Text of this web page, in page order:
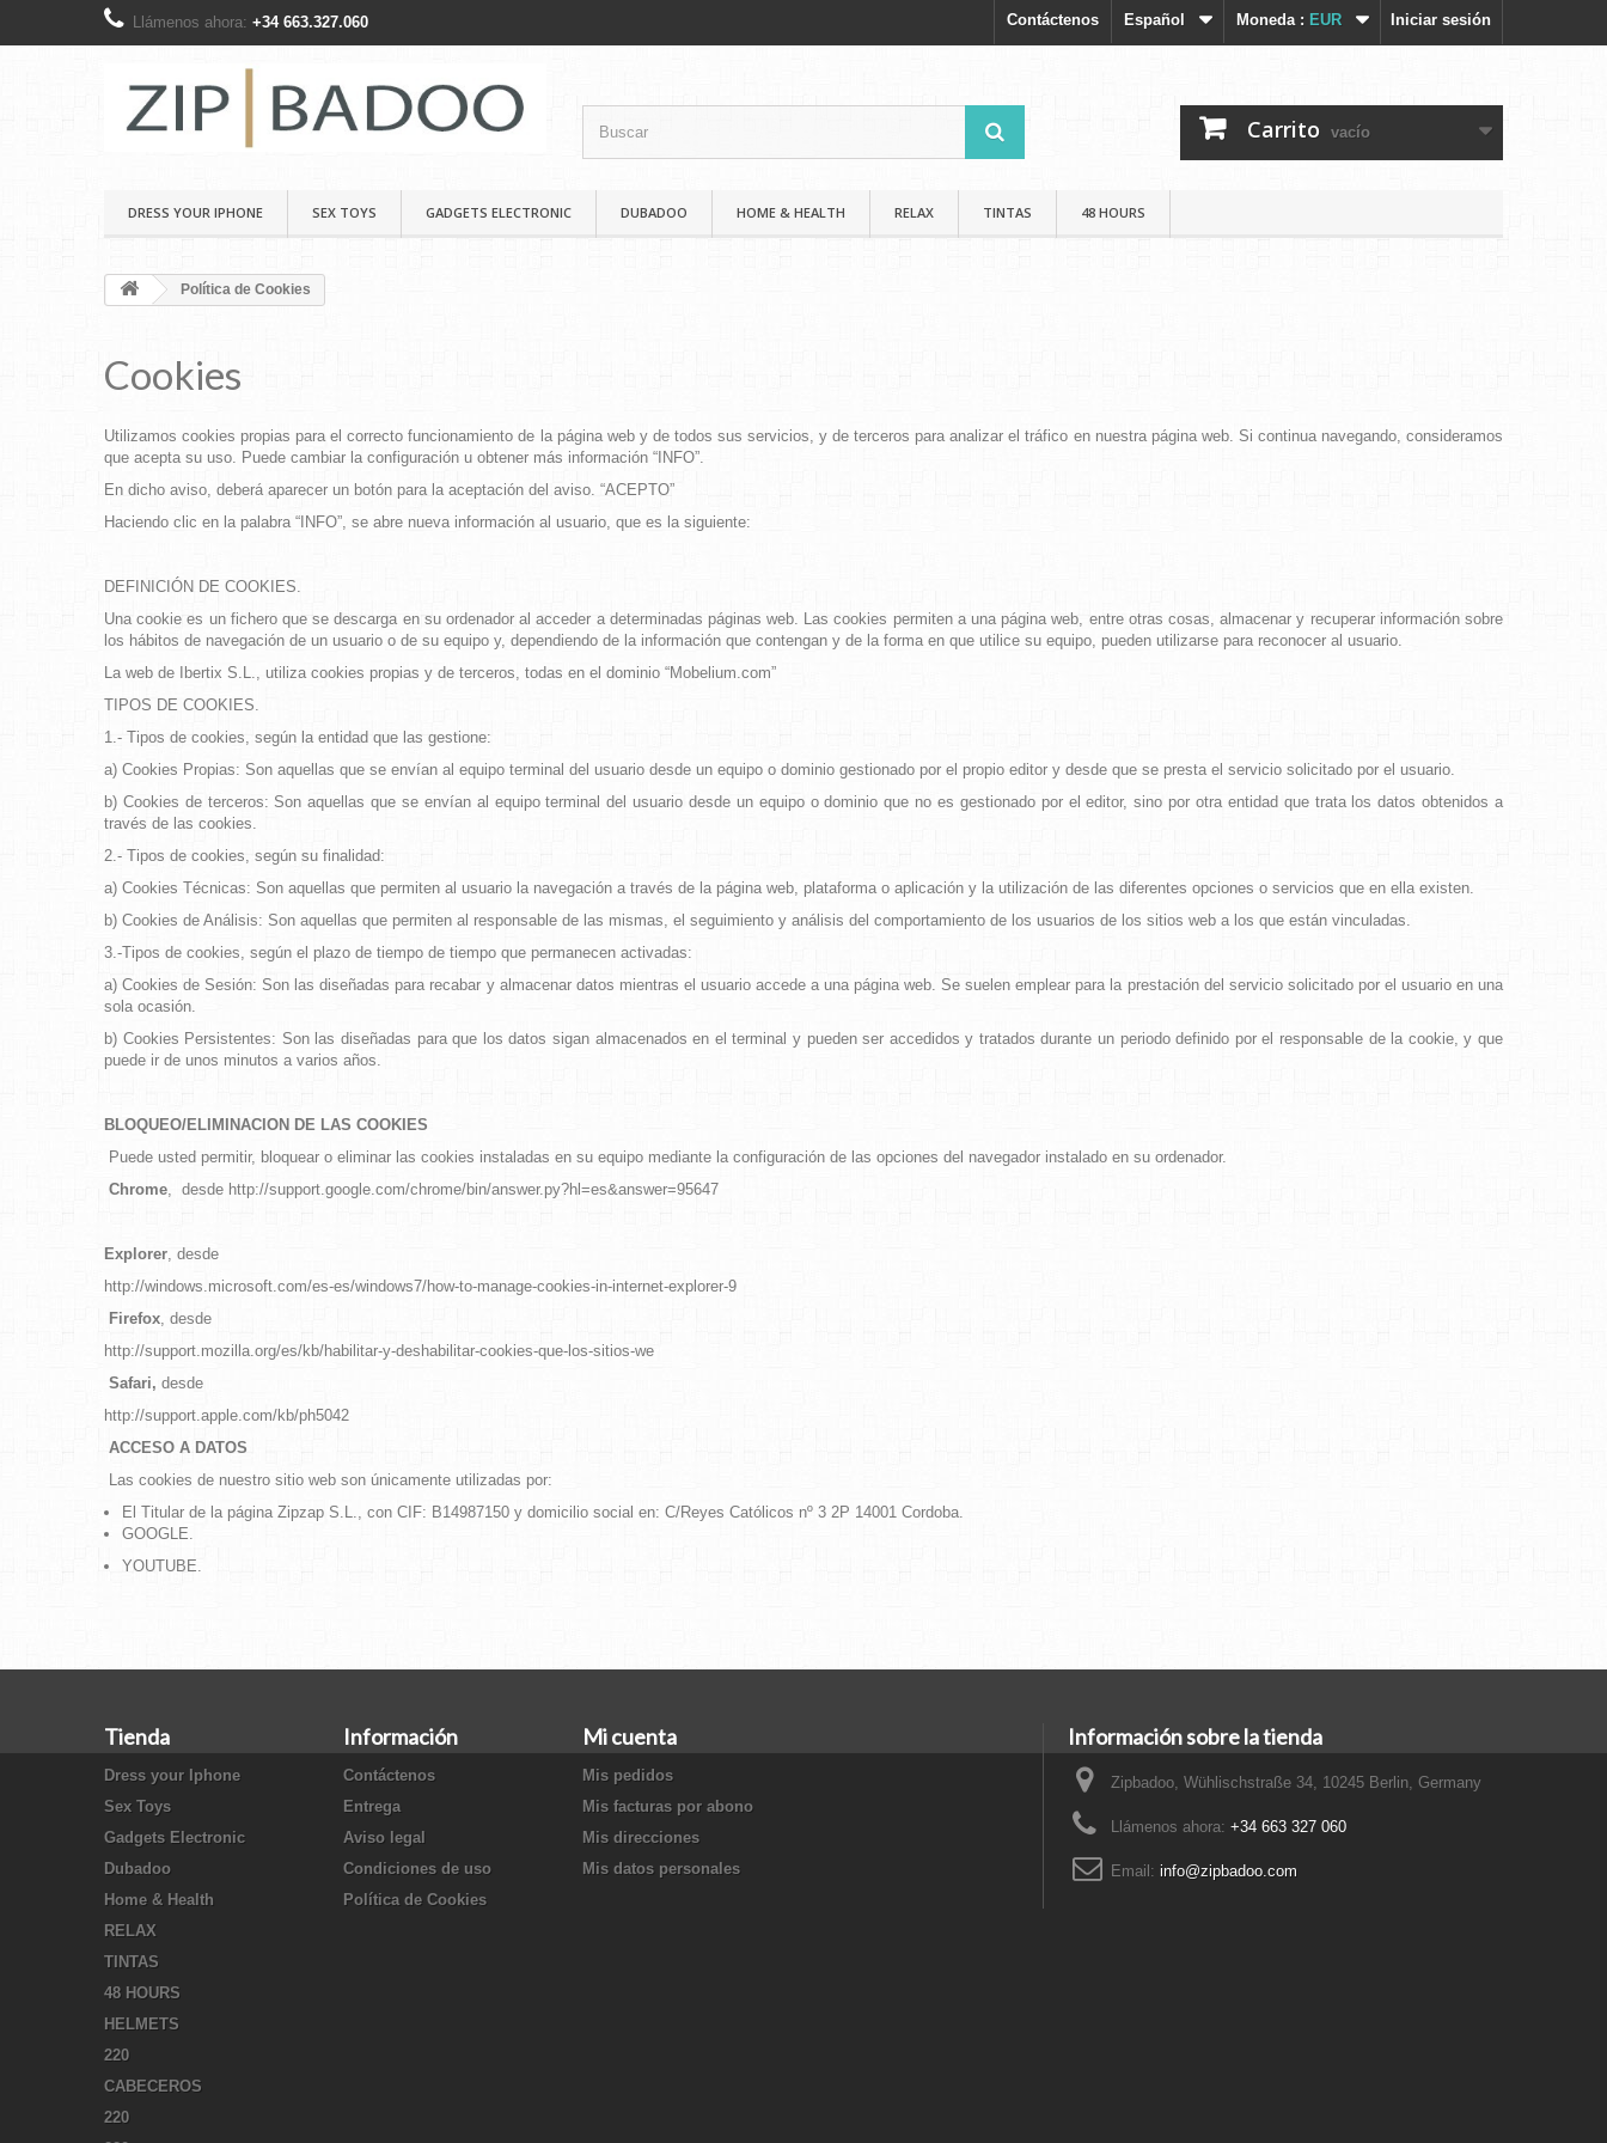
Iniciar sesión
Moneda : EUR
Español
Contáctenos
Llámenos ahora: +34 663.327.060
Carrito vacío
DRESS YOUR IPHONE SEX TOYS GADGETS ELECTRONIC DUBADOO HOME & HEALTH RELAX TINTAS 48 HOURS
Política de Cookies
Cookies
Utilizamos cookies propias para el correcto funcionamiento de la página web y de todos sus servicios, y de terceros para analizar el tráfico en nuestra página web. Si continua navegando, consideramos
que acepta su uso. Puede cambiar la configuración u obtener más información “INFO”.
En dicho aviso, deberá aparecer un botón para la aceptación del aviso. “ACEPTO”
Haciendo clic en la palabra “INFO”, se abre nueva información al usuario, que es la siguiente:
DEFINICIÓN DE COOKIES.
Una cookie es un fichero que se descarga en su ordenador al acceder a determinadas páginas web. Las cookies permiten a una página web, entre otras cosas, almacenar y recuperar información sobre
los hábitos de navegación de un usuario o de su equipo y, dependiendo de la información que contengan y de la forma en que utilice su equipo, pueden utilizarse para reconocer al usuario.
La web de Ibertix S.L., utiliza cookies propias y de terceros, todas en el dominio “Mobelium.com”
TIPOS DE COOKIES.
1.- Tipos de cookies, según la entidad que las gestione:
a) Cookies Propias: Son aquellas que se envían al equipo terminal del usuario desde un equipo o dominio gestionado por el propio editor y desde que se presta el servicio solicitado por el usuario.
b) Cookies de terceros: Son aquellas que se envían al equipo terminal del usuario desde un equipo o dominio que no es gestionado por el editor, sino por otra entidad que trata los datos obtenidos a
través de las cookies.
2.- Tipos de cookies, según su finalidad:
a) Cookies Técnicas: Son aquellas que permiten al usuario la navegación a través de la página web, plataforma o aplicación y la utilización de las diferentes opciones o servicios que en ella existen.
b) Cookies de Análisis: Son aquellas que permiten al responsable de las mismas, el seguimiento y análisis del comportamiento de los usuarios de los sitios web a los que están vinculadas.
3.-Tipos de cookies, según el plazo de tiempo de tiempo que permanecen activadas:
a) Cookies de Sesión: Son las diseñadas para recabar y almacenar datos mientras el usuario accede a una página web. Se suelen emplear para la prestación del servicio solicitado por el usuario en una
sola ocasión.
b) Cookies Persistentes: Son las diseñadas para que los datos sigan almacenados en el terminal y pueden ser accedidos y tratados durante un periodo definido por el responsable de la cookie, y que
puede ir de unos minutos a varios años.
BLOQUEO/ELIMINACION DE LAS COOKIES
Puede usted permitir, bloquear o eliminar las cookies instaladas en su equipo mediante la configuración de las opciones del navegador instalado en su ordenador.
Chrome, desde http://support.google.com/chrome/bin/answer.py?hl=es&answer=95647
Explorer, desde
http://windows.microsoft.com/es-es/windows7/how-to-manage-cookies-in-internet-explorer-9
Firefox, desde
http://support.mozilla.org/es/kb/habilitar-y-deshabilitar-cookies-que-los-sitios-we
Safari, desde
http://support.apple.com/kb/ph5042
ACCESO A DATOS
Las cookies de nuestro sitio web son únicamente utilizadas por:
El Titular de la página Zipzap S.L., con CIF: B14987150 y domicilio social en: C/Reyes Católicos nº 3 2P 14001 Cordoba.
GOOGLE.
YOUTUBE.
Tienda
Dress your Iphone
Sex Toys
Gadgets Electronic
Dubadoo
Home & Health
RELAX
TINTAS
48 HOURS
HELMETS
220
CABECEROS
220
Información
Contáctenos
Entrega
Aviso legal
Condiciones de uso
Política de Cookies
Mi cuenta
Mis pedidos
Mis facturas por abono
Mis direcciones
Mis datos personales
Información sobre la tienda
Zipbadoo, Wühlischstraße 34, 10245 Berlin, Germany
Llámenos ahora: +34 663 327 060
Email: info@zipbadoo.com